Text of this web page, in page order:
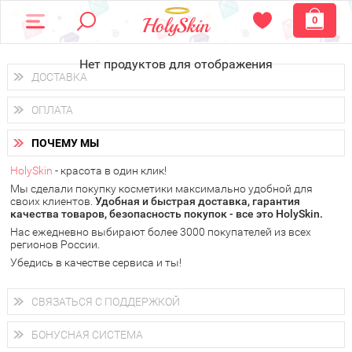
0
Нет продуктов для отображения
ДОСТАВКА
Доставка осуществляетсяпо всем городам России.
Вы можете выбрать доставку курьером, Почтой России или
получить заказ в пунктах выдачи PickPoint или пункте
самовывоза.
В 20 городах России доставка осуществляется ужена
следующий день.
у Вас всегда есть возможность получитьбесплатную
доставку от HolySkin.
подробнее об условиях доставки и оплаты в Вашем городе
ОПЛАТА
Вы можете оплатить свой заказ любым удобным способом:
наличными деньгами (
через интернет-банк (Альфа-банк, Сбербанк) и другими
электронными способами.
ПОЧЕМУ МЫ
HolySkin - красота в один клик!
Мы сделали покупку косметики максимально удобной для
своих клиентов. Удобная и быстрая доставка, гарантия
качества товаров, безопасность покупок - все это HolySkin.
Нас ежедневно выбирают более 3000 покупателей из всех
регионов России.
Убедись в качестве сервиса и ты!
СВЯЗАТЬСЯ С ПОДДЕРЖКОЙ
+7 (800) 707-24-55
Мы будем рады ответить на все Ваши вопросы по работе
магазина, проконсультировать по товарам, рассказать о
БОНУСНАЯ СИСТЕМА